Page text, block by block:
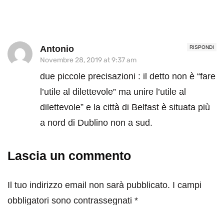
RISPONDI
Antonio
Novembre 28, 2019 at 9:37 am
due piccole precisazioni : il detto non è “fare
l’utile al dilettevole” ma unire l’utile al
dilettevole” e la città di Belfast è situata più
a nord di Dublino non a sud.
Lascia un commento
Il tuo indirizzo email non sarà pubblicato. I campi
obbligatori sono contrassegnati *